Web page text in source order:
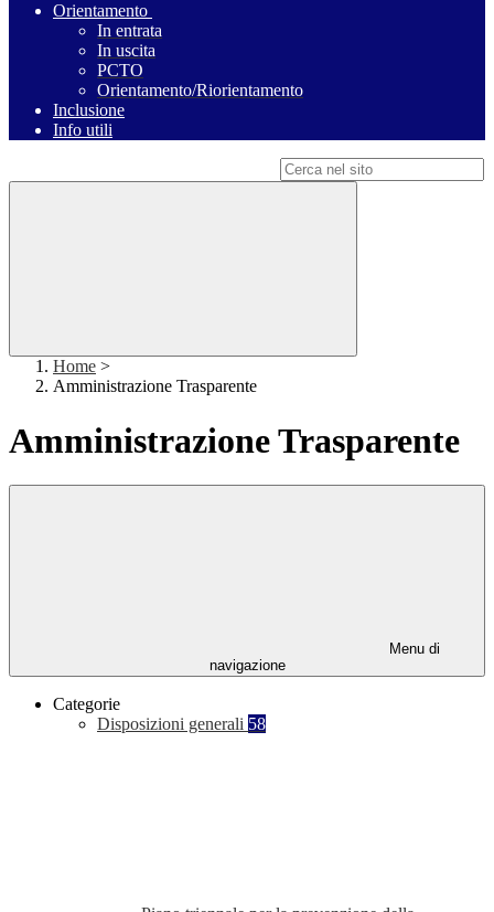
Orientamento
In entrata
In uscita
PCTO
Orientamento/Riorientamento
Inclusione
Info utili
Home >
Amministrazione Trasparente
Amministrazione Trasparente
Menu di
navigazione
Categorie
Disposizioni generali 58